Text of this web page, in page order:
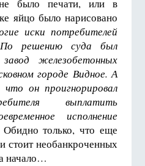
было печати, или в
яйцо было нарисовано
иски потребителей
решению суда был
железобетонных
городе Видное. А
он проигнорировал
выплатить
исполнение
только, что еще
стоит необанкроченных
начало…